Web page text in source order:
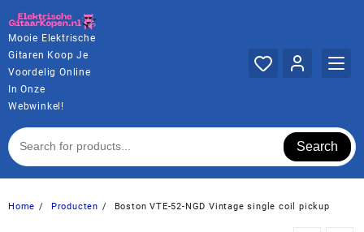
naar
de
inhoud
Mooie Elektrische
Gitaren Koop Je
Voordelig Online
In Onze
Webwinkel!
Search
Home Producten Boston VTE-52-NGD Vintage single coil pickup